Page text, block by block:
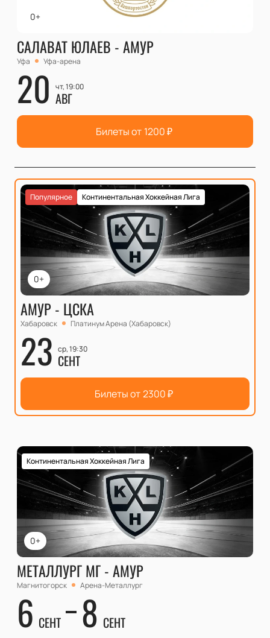
0+
САЛАВАТ ЮЛАЕВ - АМУР
Уфа Уфа-арена
20 чт, 19:00
АВГ
Билеты от 1200₽
0+
Континентальная Хоккейная Лига
Популярное
АМУР - ЦСКА
Хабаровск Платинум Арена (Хабаровск)
23 ср, 19:30
СЕНТ
Билеты от2300₽
0+
Континентальная Хоккейная Лига
МЕТАЛЛУРГ МГ - АМУР
Магнитогорск Арена-Металлург
6 СЕНТ 8 СЕНТ